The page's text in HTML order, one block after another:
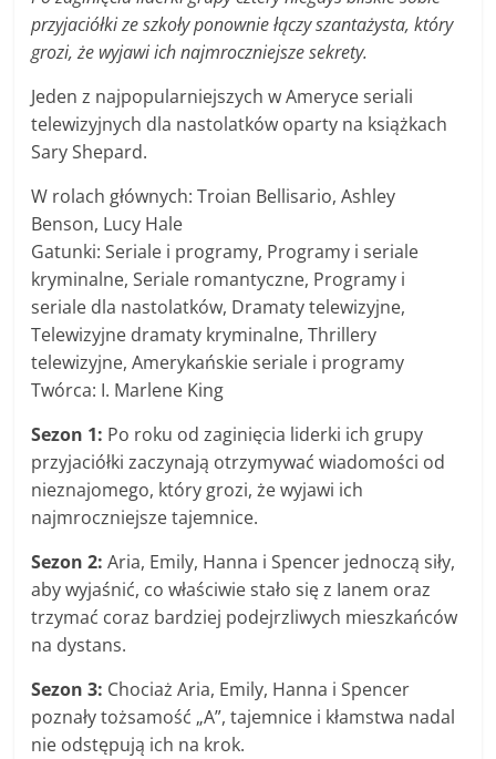
przyjaciółki ze szkoły ponownie łączy szantażysta, który
grozi, że wyjawi ich najmroczniejsze sekrety.
Jeden z najpopularniejszych w Ameryce seriali
telewizyjnych dla nastolatków oparty na książkach
Sary Shepard.
W rolach głównych: Troian Bellisario, Ashley
Benson, Lucy Hale
Gatunki: Seriale i programy, Programy i seriale
kryminalne, Seriale romantyczne, Programy i
seriale dla nastolatków, Dramaty telewizyjne,
Telewizyjne dramaty kryminalne, Thrillery
telewizyjne, Amerykańskie seriale i programy
Twórca: I. Marlene King
Sezon 1: Po roku od zaginięcia liderki ich grupy
przyjaciółki zaczynają otrzymywać wiadomości od
nieznajomego, który grozi, że wyjawi ich
najmroczniejsze tajemnice.
Sezon 2: Aria, Emily, Hanna i Spencer jednoczą siły,
aby wyjaśnić, co właściwie stało się z Ianem oraz
trzymać coraz bardziej podejrzliwych mieszkańców
na dystans.
Sezon 3: Chociaż Aria, Emily, Hanna i Spencer
poznały tożsamość „A”, tajemnice i kłamstwa nadal
nie odstępują ich na krok.